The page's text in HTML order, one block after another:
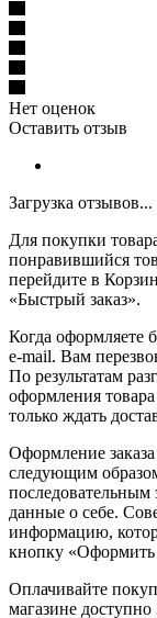
Нет оценок
Оставить отзыв
Загрузка отзывов...
Для покупки
понравившийся
перейдите в
«Быстрый заказ».
Когда оформляете
e-mail. Вам
По результатам
оформления
только ждать
Оформление
следующим
последовательным
данные о себе.
информацию,
кнопку «Оформить
Оплачивайте
магазине